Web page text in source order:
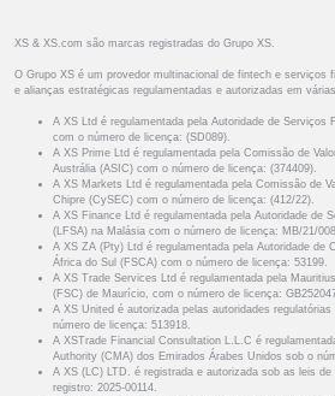
XS & XS.com são marcas registradas do Grupo XS.
O Grupo XS é um provedor multinacional de fintech e serviços
e alianças estratégicas regulamentadas e autorizadas em
A XS Ltd é regulamentada pela Autoridade de Serviços
com o número de licença: (SD089).
A XS Prime Ltd é regulamentada pela Comissão de
Austrália (ASIC) com o número de licença: (374409).
A XS Markets Ltd é regulamentada pela Comissão de
Chipre (CySEC) com o número de licença: (412/22).
A XS Finance Ltd é regulamentada pela Autoridade de
(LFSA) na Malásia com o número de licença: MB/21/
A XS ZA (Pty) Ltd é regulamentada pela Autoridade de
África do Sul (FSCA) com o número de licença: 53199.
A XS Trade Services Ltd é regulamentada pela
(FSC) de Maurício, com o número de licença:
A XS United é autorizada pelas autoridades
número de licença: 513918.
A XSTrade Financial Consultation L.L.C é
Authority (CMA) dos Emirados Árabes Unidos sob o
A XS (LC) LTD. é registrada e autorizada sob as leis
registro: 2025-00114.